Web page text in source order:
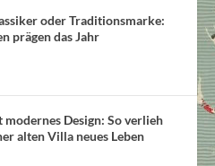
oder Traditionsmarke:
prägen das Jahr
Design: So verlieh
alten Villa neues Leben